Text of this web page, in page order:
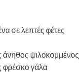
σε λεπτές φέτες
άνηθος ψιλοκομμένος
φρέσκο γάλα